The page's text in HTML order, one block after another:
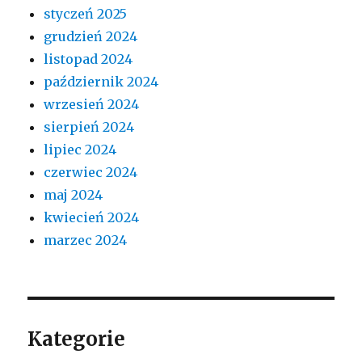
styczeń 2025
grudzień 2024
listopad 2024
październik 2024
wrzesień 2024
sierpień 2024
lipiec 2024
czerwiec 2024
maj 2024
kwiecień 2024
marzec 2024
Kategorie